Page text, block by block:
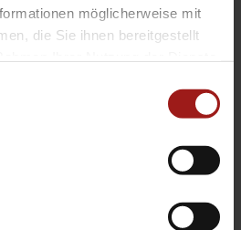
möglicherweise mit
die Sie ihnen bereitgestellt
10
vorbehalten.
dient der allgemeinen
Fahrzeuges und